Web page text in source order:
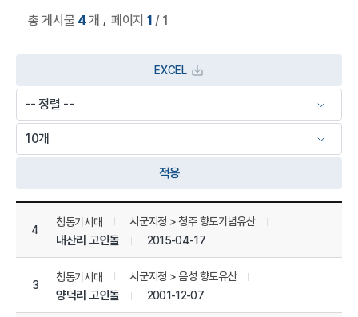
총 게시물 4 개 페이지 1 / 1
EXCEL
적용
상세정보 관리 목록
4
청동기시대 시군지정 > 청주 향토기념유산
내산리 고인돌 2015-04-17
3
청동기시대 시군지정 > 음성 향토유산
양덕리 고인돌 2001-12-07